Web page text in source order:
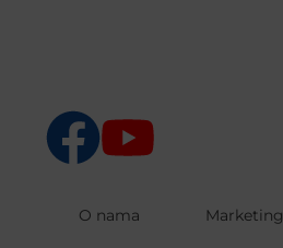
O nama Marketing